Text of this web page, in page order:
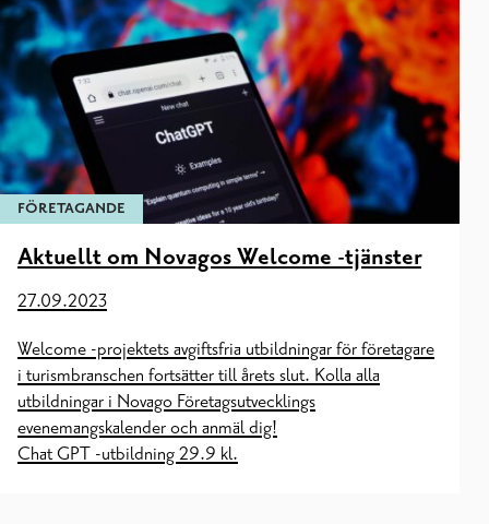
FÖRETAGANDE
Aktuellt om Novagos Welcome -tjänster
27.09.2023
Welcome -projektets avgiftsfria utbildningar för företagare
i turismbranschen fortsätter till årets slut. Kolla alla
utbildningar i Novago Företagsutvecklings
evenemangskalender och anmäl dig!
Chat GPT -utbildning 29.9 kl.